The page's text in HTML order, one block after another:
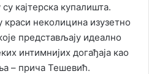
кајтерска купалишта.
неколицина изузетно
представљају идеално
интимнијих догађаја као
– прича Тешевић.